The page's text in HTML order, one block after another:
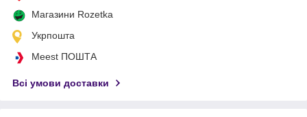
Магазини Rozetka
Укрпошта
Meest ПОШТА
Всі умови доставки